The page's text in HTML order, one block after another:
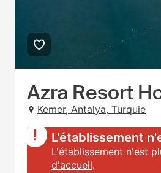
Azra Resort
Kemer, Antalya, Turquie
L'établissement
L'établissement n'est
d'accueil.